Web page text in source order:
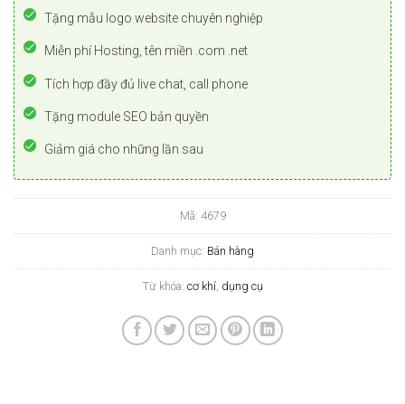
Tặng mẫu logo website chuyên nghiệp
Miễn phí Hosting, tên miền .com .net
Tích hợp đầy đủ live chat, call phone
Tặng module SEO bản quyền
Giảm giá cho những lần sau
Mã: 4679
Danh mục: Bán hàng
Từ khóa: cơ khí, dụng cụ